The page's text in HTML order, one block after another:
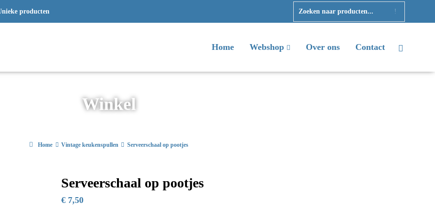
producten
Home Webshop Over ons Contact
Winkel
Home Vintage keukenspullen Serveerschaal op pootjes
Serveerschaal op pootjes
€ 7,50